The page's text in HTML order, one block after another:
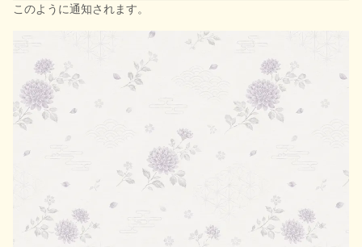
このように通知されます。